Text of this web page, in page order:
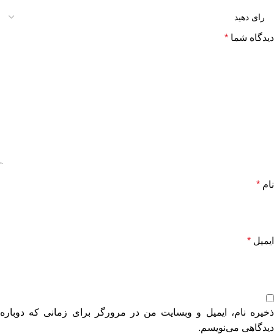
دیدگاه شما *
نام *
ایمیل *
ذخیره نام، ایمیل و وبسایت من در مرورگر برای زمانی که دوباره
دیدگاهی می‌نویسم.